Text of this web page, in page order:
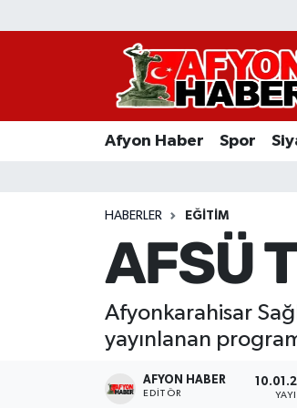
Afyon Haber Spor
HABERLER EĞITIM
AFSÜ
Afyonkarahisar
yayınlanan
AFYON HABER
EDITÖR
Afyon Haber
Asayiş Yaşam
Sivil Toplum
Ekonomi